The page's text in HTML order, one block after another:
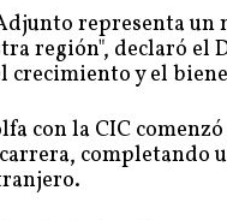
representa
región", declaró el
y el
con la CIC